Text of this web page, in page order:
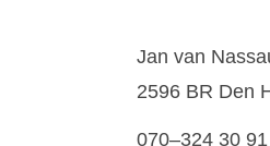
Jan van
2596 BR Den
070–324 30 91